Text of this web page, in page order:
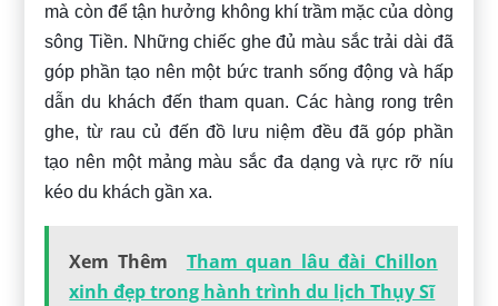
mà còn để tận hưởng không khí trầm mặc của dòng
sông Tiền. Những chiếc ghe đủ màu sắc trải dài đã
góp phần tạo nên một bức tranh sống động và hấp
dẫn du khách đến tham quan. Các hàng rong trên
ghe, từ rau củ đến đồ lưu niệm đều đã góp phần
tạo nên một mảng màu sắc đa dạng và rực rỡ níu
kéo du khách gần xa.
Xem Thêm
Tham quan lâu đài Chillon
xinh đẹp trong hành trình du lịch Thụy Sĩ